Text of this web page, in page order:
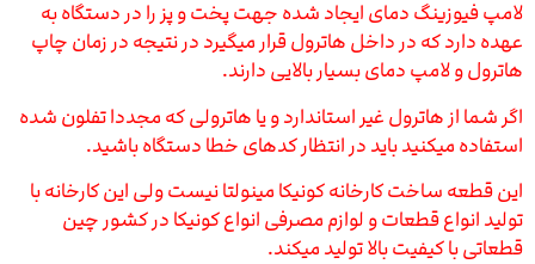
لامپ فیوزینگ دمای ایجاد شده جهت پخت و پز را در دستگاه به
عهده دارد که در داخل هاترول قرار میگیرد در نتیجه در زمان چاپ
هاترول و لامپ دمای بسیار بالایی دارند.
اگر شما از هاترول غیر استاندارد و یا هاترولی که مجددا تفلون شده
استفاده میکنید باید در انتظار کدهای خطا دستگاه باشید.
این قطعه ساخت کارخانه کونیکا مینولتا نیست ولی این کارخانه با
تولید انواع قطعات و لوازم مصرفی انواع کونیکا در کشور چین
قطعاتی با کیفیت بالا تولید میکند.